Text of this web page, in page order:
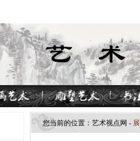
您当前的位置： 艺术视点​网 -